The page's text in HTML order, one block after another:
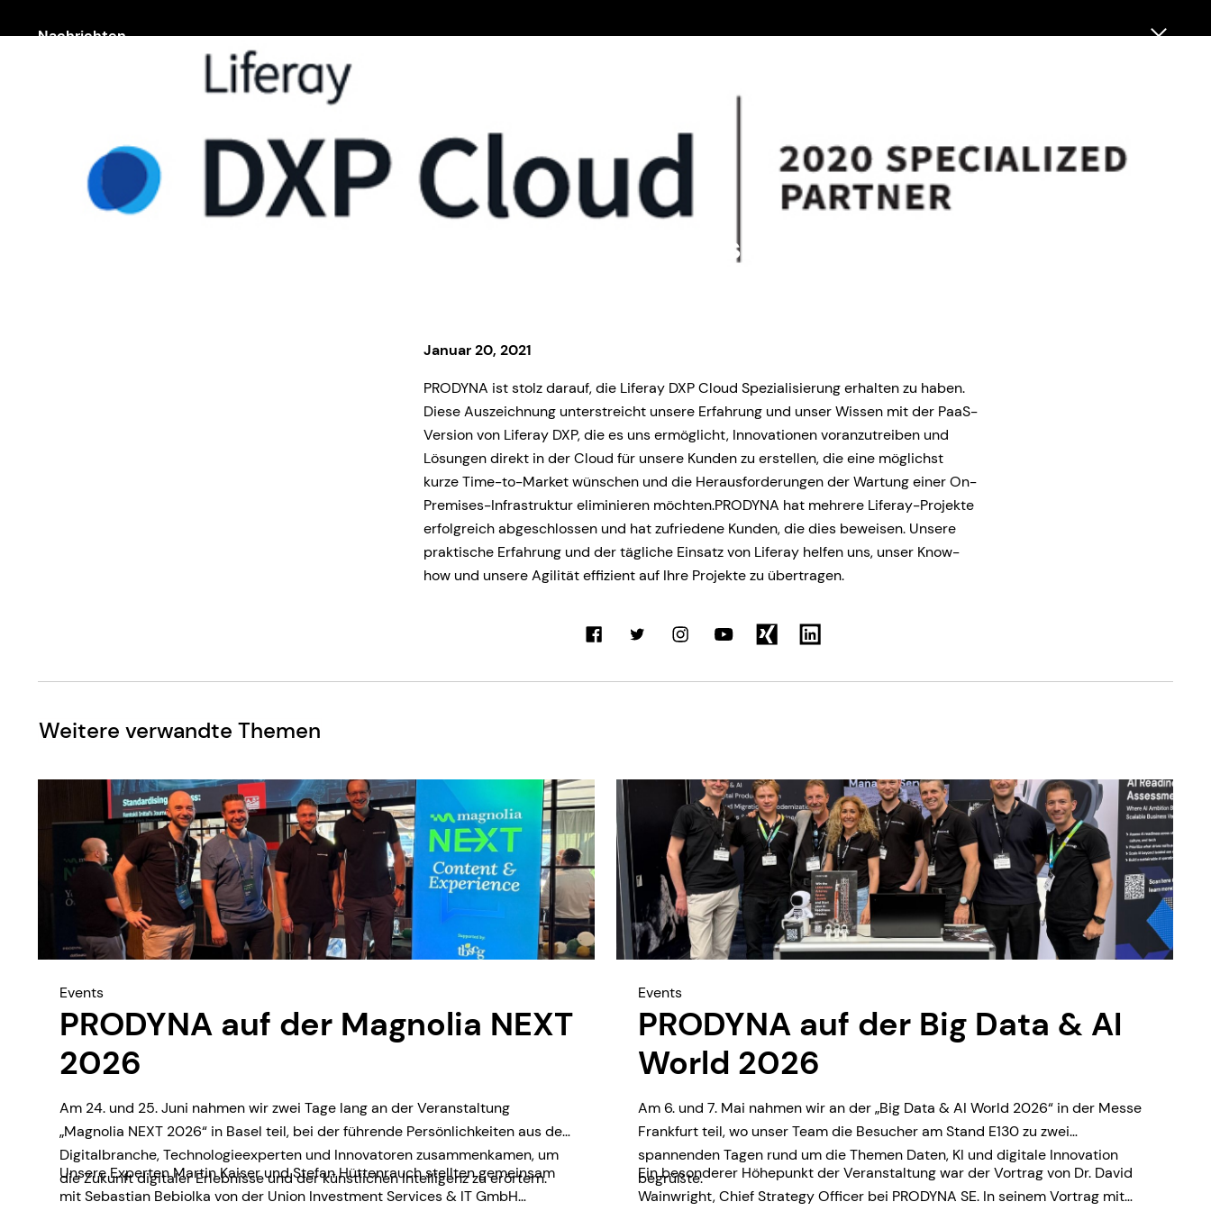
Nachrichten
PRODYNA hat die Liferay DXP Cloud Spezialisierung erhalten
Januar 20, 2021
PRODYNA ist stolz darauf, die Liferay DXP Cloud Spezialisierung erhalten zu haben.
Diese Auszeichnung unterstreicht unsere Erfahrung und unser Wissen mit der PaaS-
Version von Liferay DXP, die es uns ermöglicht, Innovationen voranzutreiben und
Lösungen direkt in der Cloud für unsere Kunden zu erstellen, die eine möglichst
kurze Time-to-Market wünschen und die Herausforderungen der Wartung einer On-
Premises-Infrastruktur eliminieren möchten.PRODYNA hat mehrere Liferay-Projekte
erfolgreich abgeschlossen und hat zufriedene Kunden, die dies beweisen. Unsere
praktische Erfahrung und der tägliche Einsatz von Liferay helfen uns, unser Know-
how und unsere Agilität effizient auf Ihre Projekte zu übertragen.
Weitere verwandte Themen
Events
PRODYNA auf der Magnolia NEXT
2026
Am 24. und 25. Juni nahmen wir zwei Tage lang an der Veranstaltung
„Magnolia NEXT 2026“ in Basel teil, bei der führende Persönlichkeiten aus der
Digitalbranche, Technologieexperten und Innovatoren zusammenkamen, um
die Zukunft digitaler Erlebnisse und der künstlichen Intelligenz zu erörtern.
Unsere Experten Martin Kaiser und Stefan Hüttenrauch stellten gemeinsam
mit Sebastian Bebiolka von der Union Investment Services & IT GmbH
Events
PRODYNA auf der Big Data & AI
World 2026
Am 6. und 7. Mai nahmen wir an der „Big Data & AI World 2026“ in der Messe
Frankfurt teil, wo unser Team die Besucher am Stand E130 zu zwei
spannenden Tagen rund um die Themen Daten, KI und digitale Innovation
begrüßte.
Ein besonderer Höhepunkt der Veranstaltung war der Vortrag von Dr. David
Wainwright, Chief Strategy Officer bei PRODYNA SE. In seinem Vortrag mit